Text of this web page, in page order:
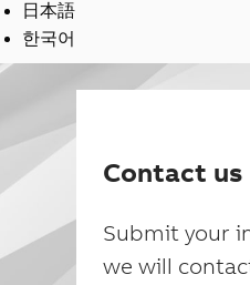
日本語
한국어
Contact us
Submit your
we will